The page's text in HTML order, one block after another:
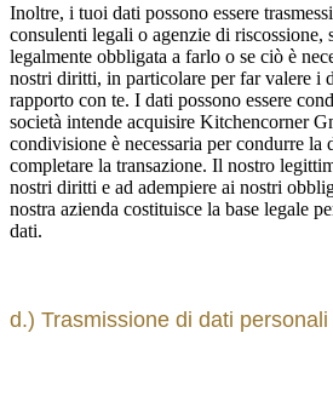
Inoltre, i tuoi dati possono essere
consulenti legali o agenzie di
legalmente obbligata a farlo o se ciò è
nostri diritti, in particolare per far valere i
rapporto con te. I dati possono essere
società intende acquisire Kitchencorner
condivisione è necessaria per condurre la
completare la transazione. Il nostro
nostri diritti e ad adempiere ai nostri
nostra azienda costituisce la base legale
dati.
d.) Trasmissione di dati